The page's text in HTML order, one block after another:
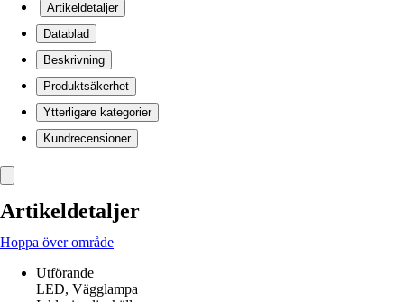
Artikeldetaljer
Datablad
Beskrivning
Produktsäkerhet
Ytterligare kategorier
Kundrecensioner
Artikeldetaljer
Hoppa över område
Utförande
LED, Vägglampa